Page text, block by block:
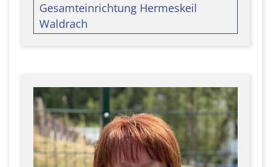
Gesamteinrichtung Hermeskeil
Waldrach